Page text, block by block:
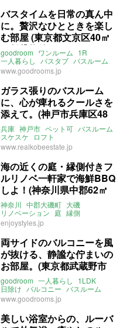
バスタイムを日常の真ん中
に。贅沢なひとときを楽し
む部屋 (東京都文京区40㎡
の賃貸物件)
goodroom ワンルーム 1R
一人暮らし
バスタブ バスルーム
シャワーブース 窓
打ちっぱなし 木目
湯島
東京地下鉄千代田線
湯島駅
東京地下鉄銀座線 末広町駅
総武・中央緩行線
御茶ノ水駅
ライター：増成かおり 賃貸
www.goodrooms.jp
ガラス張りのバスルーム
に、心が痺れるクールさを
添えて。(神戸市兵庫区48
㎡の賃貸物件)
兵庫 神戸市 ペット可 バスルーム
スケスケ
ロフト
ライター：くまのなな
www.realkobeestate.jp
海の近くの庭・縁側付きフ
ルリノベ一軒家で海鮮BBQ
しよ！(神奈川県中郡62㎡
の売買物件)
神奈川 中郡大磯町 大磯
リノベーション 庭 縁側
バスルーム 自然
アイランドキッチン
enjoystyles.jp
両サイドのバルコニーを風
が抜ける、静謐な佇まいの
お部屋。(東京都武蔵野市
35㎡の賃貸物件)
goodroom 一人暮らし
1LDK
日除け バルコニー バスルーム
スケスケ 角部屋 南東
武蔵野 西久保 総武・中央緩行線
中央本線
三鷹駅
ライター：増成かおり 賃貸
www.goodrooms.jp
美しい浴室からの、ルーバ